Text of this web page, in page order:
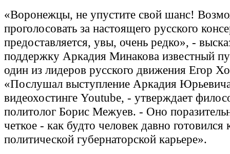
«Воронежцы, не упустите свой шанс!
проголосовать за настоящего русского
предоставляется, увы, очень редко», -
поддержку Аркадия Минакова известный
один из лидеров русского движения Егор
«Послушал выступление Аркадия
видеохостинге Youtube, - утверждает
политолог Борис Межуев. - Оно
четкое - как будто человек давно готовился
политической губернаторской карьере».